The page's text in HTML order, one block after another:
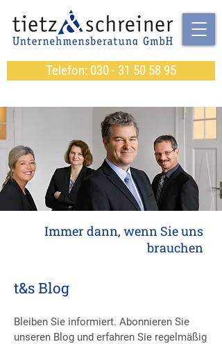
Telefon: 030 - 31 50 58 95
Immer dann, wenn Sie uns
brauchen
t&s Blog
Bleiben Sie informiert. Abonnieren Sie
unseren Blog und erfahren Sie regelmäßig